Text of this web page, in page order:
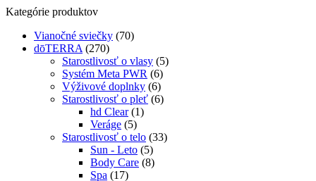
Kategórie produktov
Vianočné sviečky (70)
dōTERRA (270)
Starostlivosť o vlasy (5)
Systém Meta PWR (6)
Výživové doplnky (6)
Starostlivosť o pleť (6)
hd Clear (1)
Veráge (5)
Starostlivosť o telo (33)
Sun - Leto (5)
Body Care (8)
Spa (17)